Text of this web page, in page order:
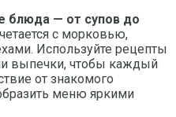
блюда — от супов до
с морковью,
Используйте рецепты
выпечки, чтобы каждый
от знакомого
меню яркими